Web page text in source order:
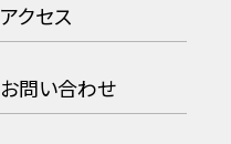
アクセス
お問い合わせ